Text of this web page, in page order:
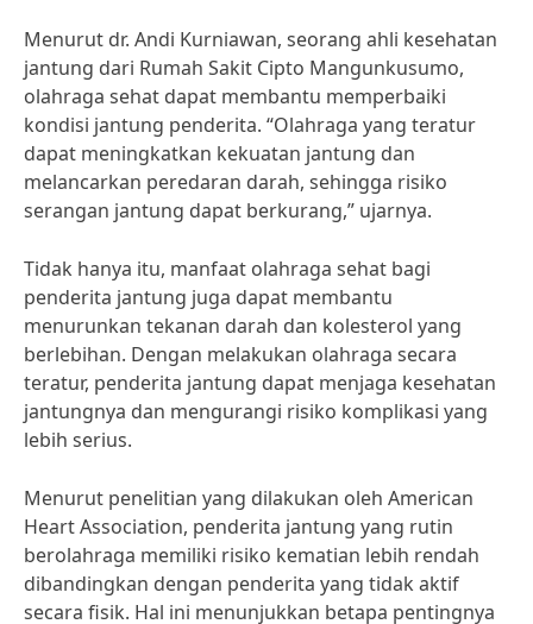
Menurut dr. Andi Kurniawan, seorang ahli kesehatan
jantung dari Rumah Sakit Cipto Mangunkusumo,
olahraga sehat dapat membantu memperbaiki
kondisi jantung penderita. “Olahraga yang teratur
dapat meningkatkan kekuatan jantung dan
melancarkan peredaran darah, sehingga risiko
serangan jantung dapat berkurang,” ujarnya.
Tidak hanya itu, manfaat olahraga sehat bagi
penderita jantung juga dapat membantu
menurunkan tekanan darah dan kolesterol yang
berlebihan. Dengan melakukan olahraga secara
teratur, penderita jantung dapat menjaga kesehatan
jantungnya dan mengurangi risiko komplikasi yang
lebih serius.
Menurut penelitian yang dilakukan oleh American
Heart Association, penderita jantung yang rutin
berolahraga memiliki risiko kematian lebih rendah
dibandingkan dengan penderita yang tidak aktif
secara fisik. Hal ini menunjukkan betapa pentingnya